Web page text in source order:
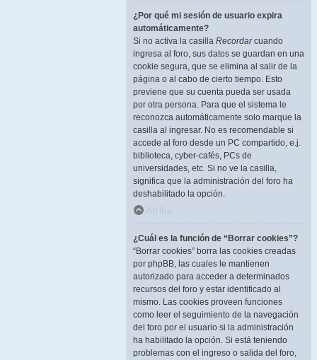
¿Por qué mi sesión de usuario expira
automáticamente?
Si no activa la casilla Recordarcuando
ingresa al foro, sus datos se guardan en una
cookie segura, que se elimina al salir de la
página o al cabo de cierto tiempo. Esto
previene que su cuenta pueda ser usada
por otra persona. Para que el sistema le
reconozca automáticamente solo marque la
casilla al ingresar. No es recomendable si
accede al foro desde un PC compartido, e.j.
biblioteca, cyber-cafés, PCs de
universidades, etc. Si no ve la casilla,
significa que la administración del foro ha
deshabilitado la opción.
Arriba
¿Cuál es la función de “Borrar cookies”?
“Borrar cookies” borra las cookies creadas
por phpBB, las cuales le mantienen
autorizado para acceder a determinados
recursos del foro y estar identificado al
mismo. Las cookies proveen funciones
como leer el seguimiento de la navegación
del foro por el usuario si la administración
ha habilitado la opción. Si está teniendo
problemas con el ingreso o salida del foro,